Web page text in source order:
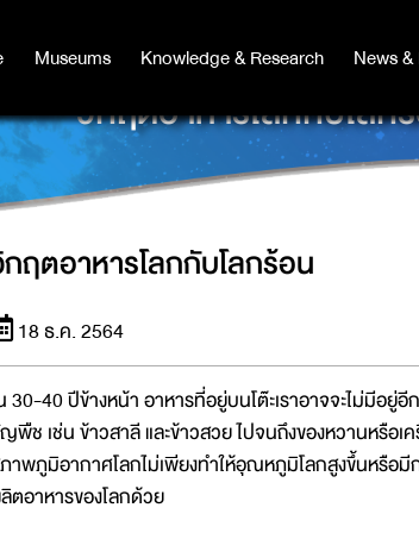
Museums Knowledge & Research News
Museums Knowledge & Research News
วิกฤตอาหารโลกกับโลก
ฤตอาหารโลกกับโลกร้อน
18 ธ.ค. 2564
30-40 ปีข้างหน้า อาหารที่อยู่บนโต๊ะเราอาจจะไม่มีอยู่
พืช เช่น ข้าวสาลี และข้าวสวย ไปจนถึงของหวานหรือเ
าพภูมิอากาศโลกไม่เพียงทำให้อุณหภูมิโลกสูงขึ้นหรือ
ตอาหารของโลกด้วย